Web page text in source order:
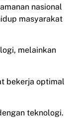
nasional
masyarakat
melainkan
bekerja optimal
teknologi.